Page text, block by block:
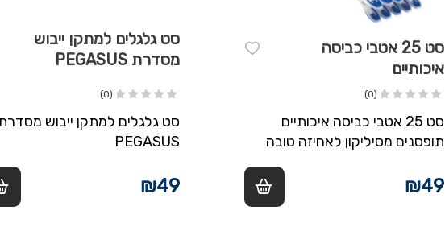
סט 25 אטבי כביסה
איכותיים
(0)
סט 25 אטבי כביסה איכותיים
תופסנים מסיליקון לאחיזה טובה
₪49
סט גלגלים למתקן ייבוש
מסדרת PEGASUS
(0)
סט גלגלים למתקן ייבוש
PEGASUS
₪49